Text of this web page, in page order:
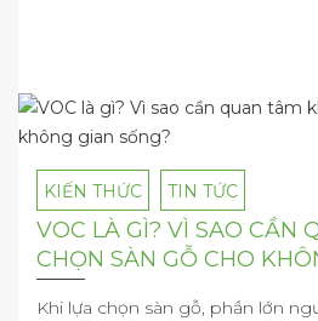
KIẾN THỨC TIN TỨC
VOC LÀ GÌ? VÌ SAO CẦN
CHỌN SÀN GỖ CHO
Khi lựa chọn sàn gỗ, phần lớn